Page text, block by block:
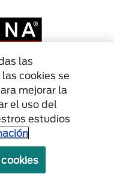
Purina
des Produits Nestlé S.A.,
de
las
cookies se
mejorar la
el uso del
estudios